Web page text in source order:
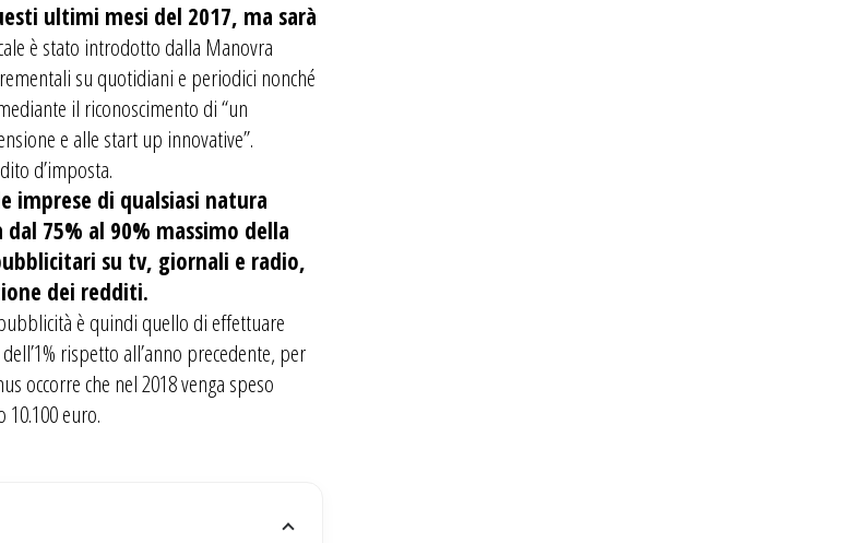
ultimi mesi del 2017, ma sarà
è stato introdotto dalla Manovra
su quotidiani e periodici nonché
il riconoscimento di “un
e alle start up innovative”.
d’imposta.
imprese di qualsiasi natura
75% al 90% massimo della
su tv, giornali e radio,
dei redditi.
è quindi quello di effettuare
rispetto all’anno precedente, per
occorre che nel 2018 venga speso
euro.